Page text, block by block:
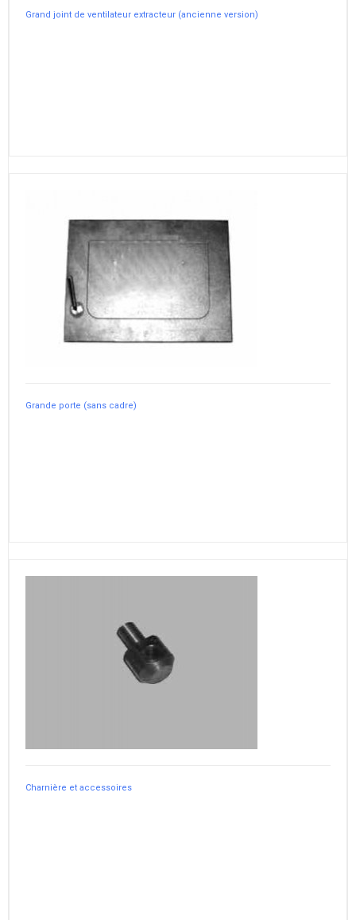
Grand joint de ventilateur extracteur (ancienne version)
Grande porte (sans cadre)
Charnière et accessoires